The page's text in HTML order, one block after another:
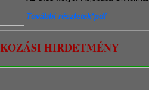
További részletek*pdf
HIRDETMÉNY